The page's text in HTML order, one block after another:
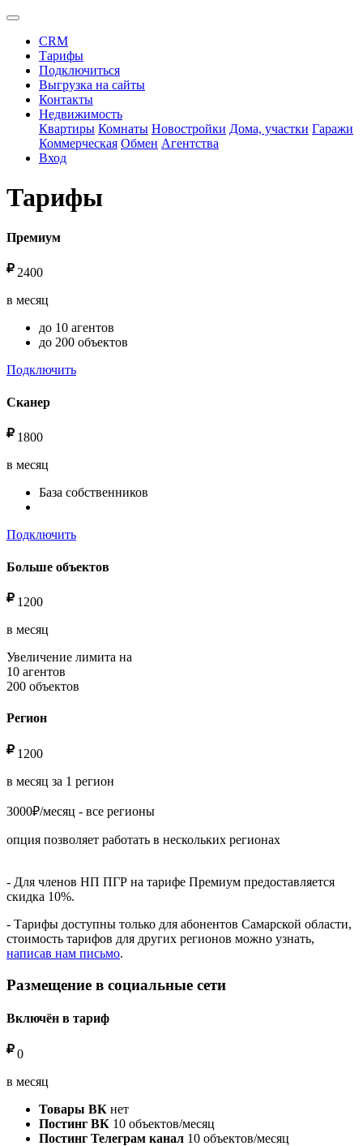
CRM
Тарифы
Подключиться
Выгрузка на сайты
Контакты
Недвижимость
Квартиры Комнаты Новостройки Дома, участки Гаражи
Коммерческая Обмен Агентства
Вход
Тарифы
Премиум
2400
в месяц
до 10 агентов
до 200 объектов
Подключить
Сканер
1800
в месяц
База собственников
Подключить
Больше объектов
1200
в месяц
Увеличение лимита на
10 агентов
200 объектов
Регион
1200
в месяц за 1 регион
3000₽/месяц - все регионы
опция позволяет работать в нескольких регионах
- Для членов НП ПГР на тарифе Премиум предоставляется
скидка 10%.
- Тарифы доступны только для абонентов Самарской области,
стоимость тарифов для других регионов можно узнать,
написав нам письмо.
Размещение в социальные сети
Включён в тариф
0
в месяц
Товары ВК нет
Постинг ВК 10 объектов/месяц
Постинг Телеграм канал 10 объектов/месяц